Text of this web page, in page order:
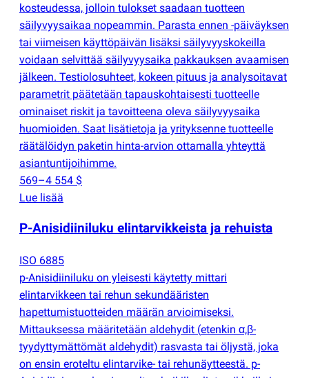
kosteudessa, jolloin tulokset saadaan tuotteen
säilyvyysaikaa nopeammin. Parasta ennen -päiväyksen
tai viimeisen käyttöpäivän lisäksi säilyvyyskokeilla
voidaan selvittää säilyvyysaika pakkauksen avaamisen
jälkeen. Testiolosuhteet, kokeen pituus ja analysoitavat
parametrit päätetään tapauskohtaisesti tuotteelle
ominaiset riskit ja tavoitteena oleva säilyvyysaika
huomioiden. Saat lisätietoja ja yrityksenne tuotteelle
räätälöidyn paketin hinta-arvion ottamalla yhteyttä
asiantuntijoihimme.
569–4 554 $
Lue lisää
P-Anisidiiniluku elintarvikkeista ja rehuista
ISO 6885
p-Anisidiiniluku on yleisesti käytetty mittari
elintarvikkeen tai rehun sekundääristen
hapettumistuotteiden määrän arvioimiseksi.
Mittauksessa määritetään aldehydit (etenkin α,β-
tyydyttymättömät aldehydit) rasvasta tai öljystä, joka
on ensin eroteltu elintarvike- tai rehunäytteestä. p-